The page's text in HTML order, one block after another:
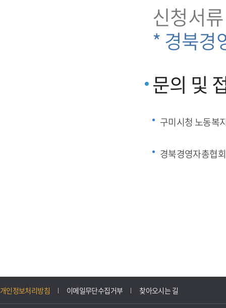
신청서
* 경북경
문의 및
구미시청 노동복
경북경영자총협
개인정보처리방침 이메일무단수집거부 찾아오시는 길